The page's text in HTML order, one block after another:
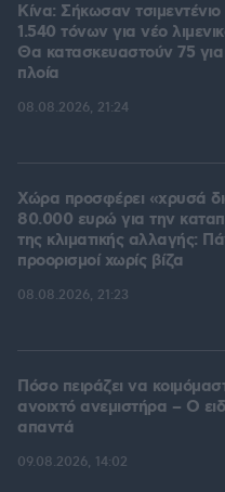
Κίνα: Σήκωσαν
1.540 τόνων για νέο
Θα κατασκευαστούν 75
πλοία
08.08.2026, 21:24
Χώρα προσφέρει «χρυσά
80.000 ευρώ για την
της κλιματικής αλλαγής:
προορισμοί χωρίς βίζα
08.08.2026, 21:23
Πόσο πειράζει να
ανοιχτό ανεμιστήρα – Ο
απαντά
09.08.2026, 14:02